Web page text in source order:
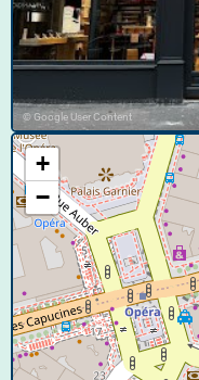
© Google User Content
+
−